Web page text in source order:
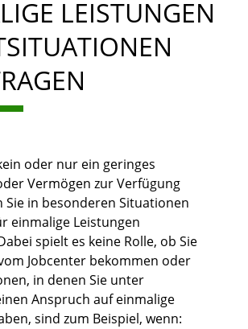
LEISTUNGEN
oder nur ein geringes
Vermögen zur Verfügung
Sie in besonderen Situationen
einmalige Leistungen
spielt es keine Rolle, ob Sie
Jobcenter bekommen oder
in denen Sie unter
Anspruch auf einmalige
sind zum Beispiel, wenn: